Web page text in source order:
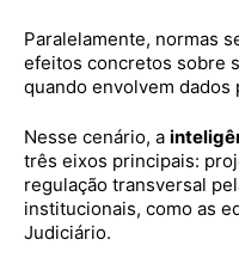
Paralelamente, normas
efeitos concretos sobre
quando envolvem dados
Nesse cenário, a
três eixos principais:
regulação transversal
institucionais, como as
Judiciário.